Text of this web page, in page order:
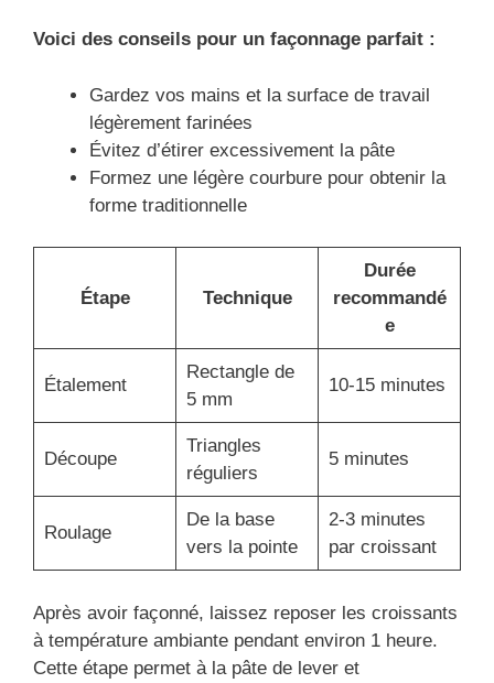
Voici des conseils pour un façonnage parfait :
Gardez vos mains et la surface de travail
légèrement farinées
Évitez d’étirer excessivement la pâte
Formez une légère courbure pour obtenir la
forme traditionnelle
Étape Technique
Durée
recommandé
e
Étalement
Rectangle de
5 mm
10-15 minutes
Découpe
Triangles
réguliers
5 minutes
Roulage
De la base
vers la pointe
2-3 minutes
par croissant
Après avoir façonné, laissez reposer les croissants
à température ambiante pendant environ 1 heure.
Cette étape permet à la pâte de lever et